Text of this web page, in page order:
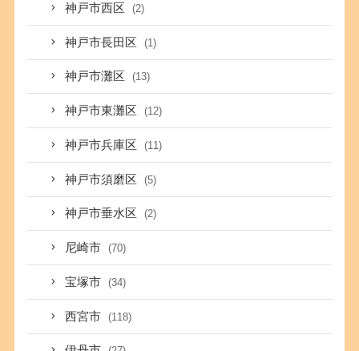
神戸市西区 (2)
神戸市長田区 (1)
神戸市灘区 (13)
神戸市東灘区 (12)
神戸市兵庫区 (11)
神戸市須磨区 (5)
神戸市垂水区 (2)
尼崎市 (70)
宝塚市 (34)
西宮市 (118)